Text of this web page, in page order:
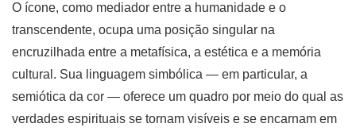
O ícone, como mediador entre a humanidade e o
transcendente, ocupa uma posição singular na
encruzilhada entre a metafísica, a estética e a memória
cultural. Sua linguagem simbólica — em particular, a
semiótica da cor — oferece um quadro por meio do qual as
verdades espirituais se tornam visíveis e se encarnam em